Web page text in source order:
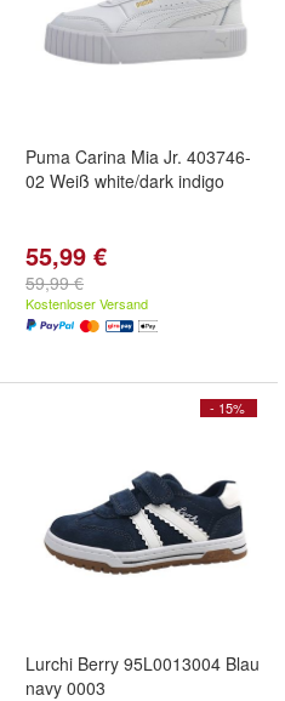
Puma Carina Mia Jr. 403746-
02 Weiß white/dark indigo
55,99 €
59,99 €
Kostenloser Versand
- 15%
Lurchi Berry 95L0013004 Blau
navy 0003